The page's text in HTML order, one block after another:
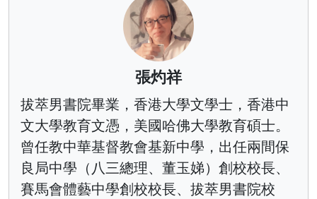
張灼祥
拔萃男書院畢業，香港大學文學士，香港中
文大學教育文憑，美國哈佛大學教育碩士。
曾任教中華基督教會基新中學，出任兩間保
良局中學（八三總理、董玉娣）創校校長、
賽馬會體藝中學創校校長、拔萃男書院校